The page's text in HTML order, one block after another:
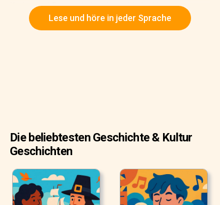
Kochen und Essen miteinander verbindet. Unter
koreanischem Barbecue versteht man die koreanische
Lese und höre in jeder Sprache
Die beliebtesten Geschichte & Kultur
Geschichten